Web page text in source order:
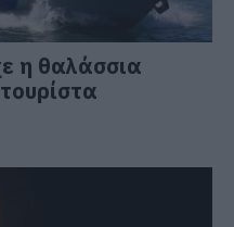
η θαλάσσια